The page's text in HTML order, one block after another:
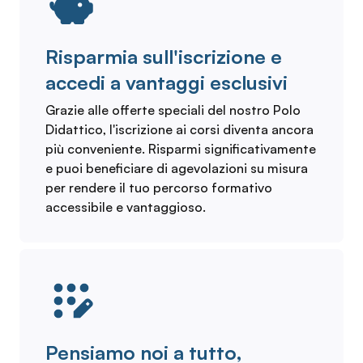
Risparmia sull'iscrizione e
accedi a vantaggi esclusivi
Grazie alle offerte speciali del nostro Polo
Didattico, l'iscrizione ai corsi diventa ancora
più conveniente. Risparmi significativamente
e puoi beneficiare di agevolazioni su misura
per rendere il tuo percorso formativo
accessibile e vantaggioso.
Pensiamo noi a tutto,